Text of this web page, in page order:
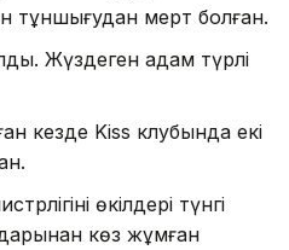
тұншығудан мерт болған.
Жүздеген адам түрлі
кезде Kiss клубында екі
өкілдері түнгі
көз жұмған